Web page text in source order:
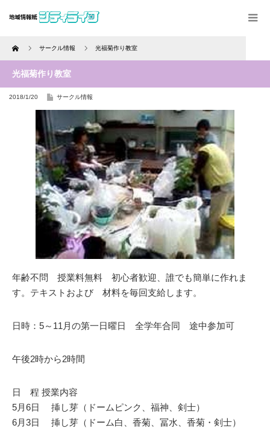
Home サークル情報 光福菊作り教室
光福菊作り教室
2018/1/20 サークル情報
年齢不問 授業料無料 初心者歓迎、誰でも簡単に作れま
す。テキストおよび 材料を毎回支給します。
日時：5～11月の第一日曜日 全学年合同 途中参加可
午後2時から2時間
日 程 授業内容
5月6日 挿し芽（ドームピンク、福神、剣士）
6月3日 挿し芽（ドーム白、香菊、冨水、香菊・剣士）